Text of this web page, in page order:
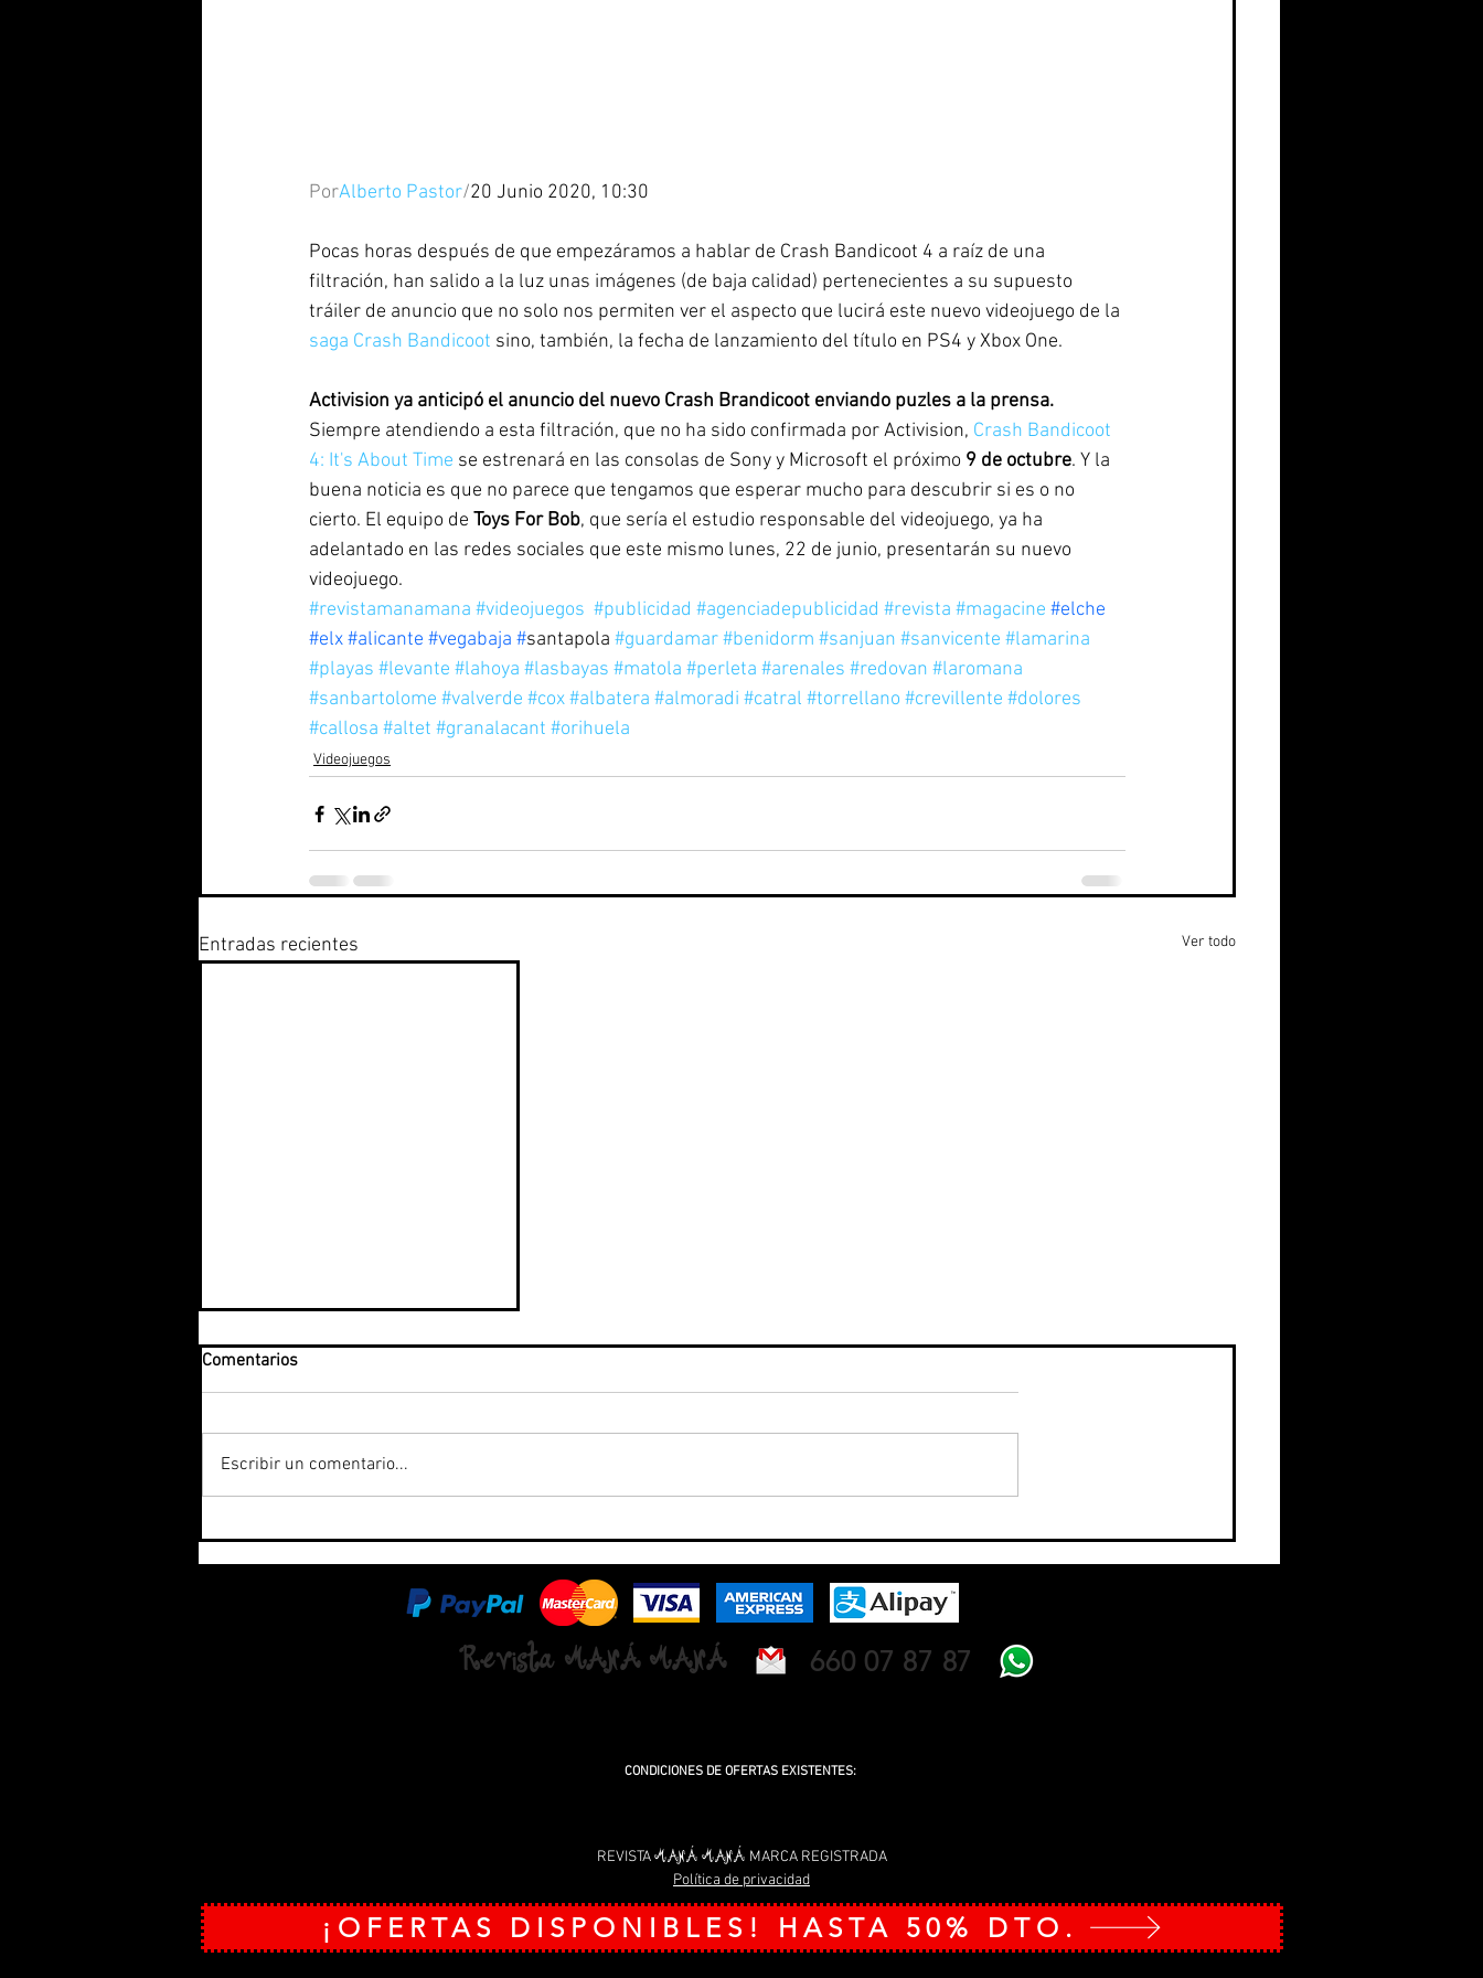
PorAlberto Pastor/20 Junio 2020, 10:30
Pocas horas después de que empezáramos a hablar de Crash Bandicoot 4 a raíz de una
filtración, han salido a la luz unas imágenes (de baja calidad) pertenecientes a su supuesto
tráiler de anuncio que no solo nos permiten ver el aspecto que lucirá este nuevo videojuego de la
saga Crash Bandicoot sino, también, la fecha de lanzamiento del título en PS4 y Xbox One.
Activision ya anticipó el anuncio del nuevo Crash Brandicoot enviando puzles a la prensa.
Siempre atendiendo a esta filtración, que no ha sido confirmada por Activision, Crash Bandicoot
4: It's About Time se estrenará en las consolas de Sony y Microsoft el próximo 9 de octubre. Y la
buena noticia es que no parece que tengamos que esperar mucho para descubrir si es o no
cierto. El equipo de Toys For Bob, que sería el estudio responsable del videojuego, ya ha
adelantado en las redes sociales que este mismo lunes, 22 de junio, presentarán su nuevo
videojuego.
#revistamanamana #videojuegos #publicidad #agenciadepublicidad #revista #magacine #elche
#elx#alicante #vegabaja #santapola #guardamar#benidorm #sanjuan #sanvicente #lamarina
#playas #levante #lahoya #lasbayas #matola #perleta #arenales #redovan #laromana
#sanbartolome #valverde #cox#albatera #almoradi #catral #torrellano #crevillente #dolores
#callosa #altet #granalacant #orihuela
Videojuegos
Entradas recientes Ver todo
Sega" no será una
colaboración con Microsoft y
Comentarios
Escribir un comentario...
Revista MANÁ MANÁ 660 07 87 87
CONDICIONES DE OFERTAS EXISTENTES:
REVISTAMANÁ MANÁ MARCA REGISTRADA
Política de privacidad
¡OFERTAS DISPONIBLES! HASTA 50% DTO.